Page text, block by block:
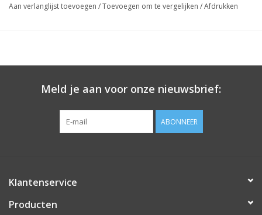
Aan verlanglijst toevoegen /Toevoegen om te vergelijken /Afdrukken
Meld je aan voor onze nieuwsbrief:
ABONNEER
Klantenservice
Producten